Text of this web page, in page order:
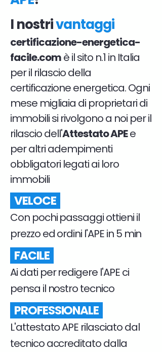
I nostrivantaggi
certificazione-energetica-
facile.comè il sito n.1 in Italia
per il rilascio della
certificazione energetica. Ogni
mese migliaia di proprietari di
immobili si rivolgono a noi per il
rilascio dell'Attestato APEe
per altri adempimenti
obbligatori legati ai loro
immobili
VELOCE
Con pochi passaggi ottieni il
prezzo ed ordini l'APE in 5 min
FACILE
Ai dati per redigere l'APE ci
pensa il nostro tecnico
PROFESSIONALE
L'attestato APE rilasciato dal
tecnico accreditato dalla